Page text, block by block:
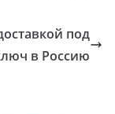
под
в Россию